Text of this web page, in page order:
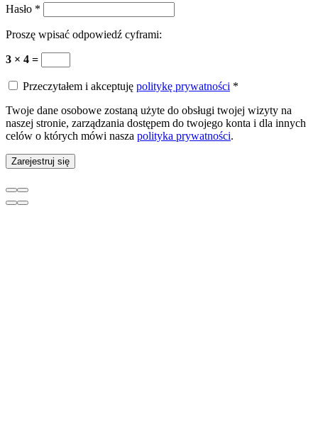
Hasło *
Proszę wpisać odpowiedź cyframi:
3 × 4 =
Przeczytałem i akceptuję politykę prywatności *
Twoje dane osobowe zostaną użyte do obsługi twojej wizyty na
naszej stronie, zarządzania dostępem do twojego konta i dla innych
celów o których mówi nasza polityka prywatności.
Zarejestruj się